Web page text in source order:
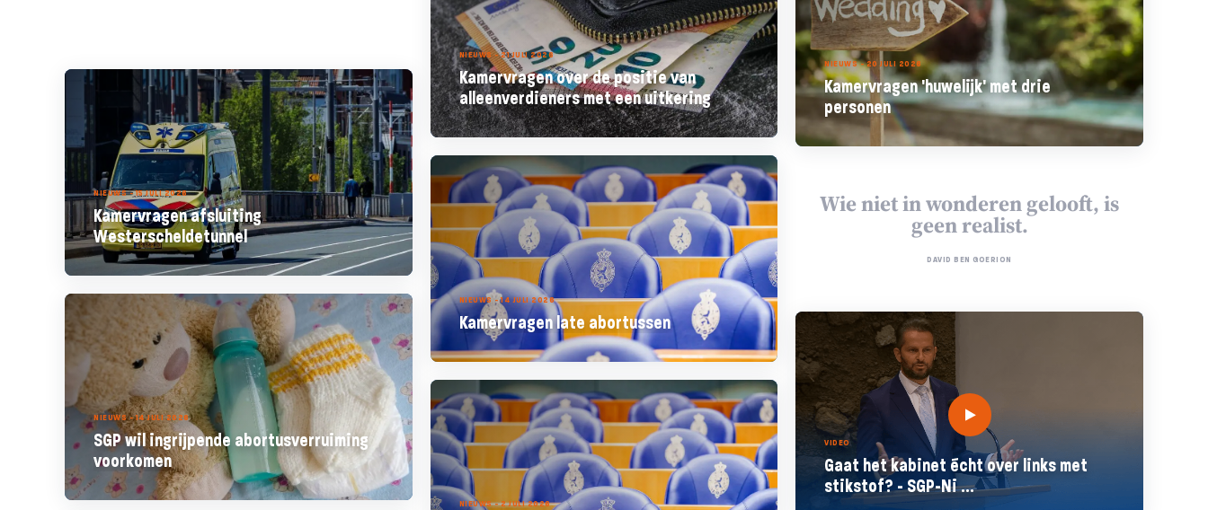
NIEUWS - 21 JULI 2026
Kamervragen over de positie van
alleenverdieners met een uitkering
NIEUWS - 20 JULI 2026
Kamervragen 'huwelijk' met drie
personen
NIEUWS - 15 JULI 2026
Kamervragen afsluiting
Westerscheldetunnel
NIEUWS - 14 JULI 2026
Kamervragen late abortussen
Wie niet in wonderen gelooft, is
geen realist.
DAVID BEN GOERION
NIEUWS - 14 JULI 2026
SGP wil ingrijpende abortusverruiming
voorkomen
VIDEO
Gaat het kabinet écht over links met
stikstof? - SGP-Ni ...
NIEUWS - 2 JULI 2026